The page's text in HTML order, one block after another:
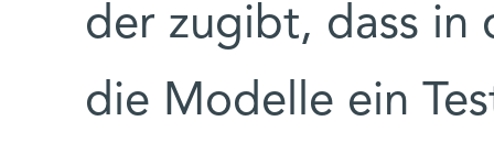
der zugibt, dass in
die Modelle ein